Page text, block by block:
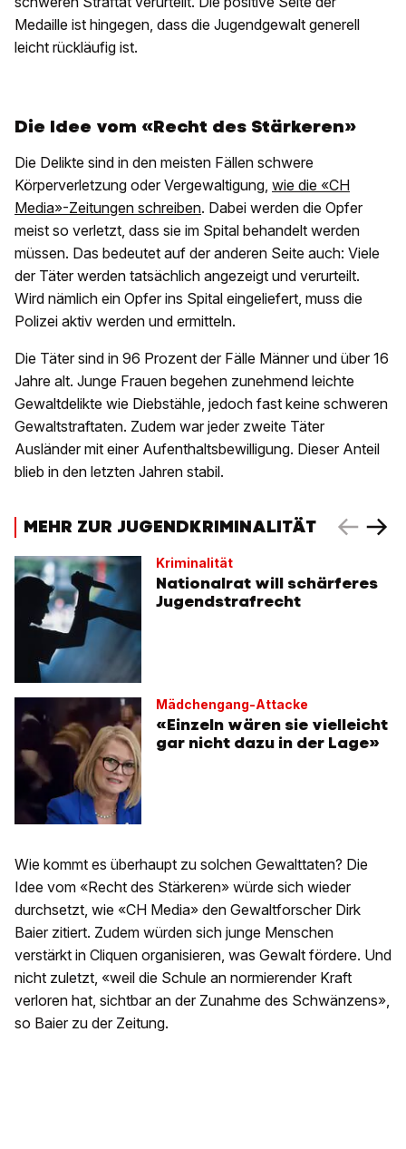
Medaille ist hingegen, dass die Jugendgewalt generell
leicht rückläufig ist.
Die Idee vom «Recht des Stärkeren»
Die Delikte sind in den meisten Fällen schwere
Körperverletzung oder Vergewaltigung, wie die «CH
Media»-Zeitungen schreiben. Dabei werden die Opfer
meist so verletzt, dass sie im Spital behandelt werden
müssen. Das bedeutet auf der anderen Seite auch: Viele
der Täter werden tatsächlich angezeigt und verurteilt.
Wird nämlich ein Opfer ins Spital eingeliefert, muss die
Polizei aktiv werden und ermitteln.
Die Täter sind in 96 Prozent der Fälle Männer und über 16
Jahre alt. Junge Frauen begehen zunehmend leichte
Gewaltdelikte wie Diebstähle, jedoch fast keine schweren
Gewaltstraftaten. Zudem war jeder zweite Täter
Ausländer mit einer Aufenthaltsbewilligung. Dieser Anteil
blieb in den letzten Jahren stabil.
MEHR ZUR JUGENDKRIMINALITÄT
Kriminalität
Nationalrat will schärferes
Jugendstrafrecht
Mädchengang-Attacke
«Einzeln wären sie vielleicht
gar nicht dazu in der Lage»
Wie kommt es überhaupt zu solchen Gewalttaten? Die
Idee vom «Recht des Stärkeren» würde sich wieder
durchsetzt, wie «CH Media» den Gewaltforscher Dirk
Baier zitiert. Zudem würden sich junge Menschen
verstärkt in Cliquen organisieren, was Gewalt fördere. Und
nicht zuletzt, «weil die Schule an normierender Kraft
verloren hat, sichtbar an der Zunahme des Schwänzens»,
so Baier zu der Zeitung.